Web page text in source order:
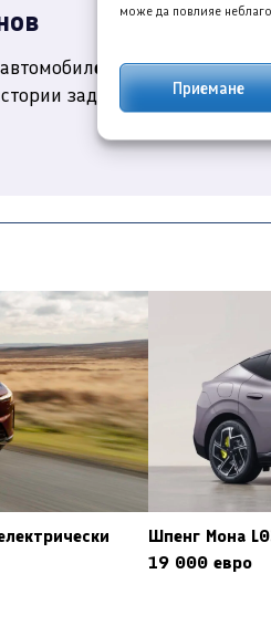
може да повлияе
Приемане
журналист в
зад ...
Шпенг Мона
19 000 евро